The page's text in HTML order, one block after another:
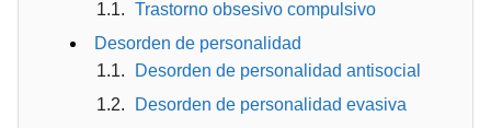
Trastorno obsesivo compulsivo
Desorden de personalidad
Desorden de personalidad antisocial
Desorden de personalidad evasiva